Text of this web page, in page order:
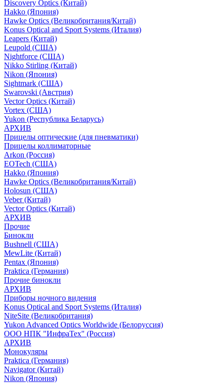
Discovery Optics (Китай)
Hakko (Япония)
Hawke Optics (Великобритания/Китай)
Konus Optical and Sport Systems (Италия)
Leapers (Китай)
Leupold (США)
Nightforce (США)
Nikko Stirling (Китай)
Nikon (Япония)
Sightmark (США)
Swarovski (Австрия)
Vector Optics (Китай)
Vortex (США)
Yukon (Республика Беларусь)
АРХИВ
Прицелы оптические (для пневматики)
Прицелы коллиматорные
Arkon (Россия)
EOTech (США)
Hakko (Япония)
Hawke Optics (Великобритания/Китай)
Holosun (США)
Veber (Китай)
Vector Optics (Китай)
АРХИВ
Прочие
Бинокли
Bushnell (США)
MewLite (Китай)
Pentax (Япония)
Praktica (Германия)
Прочие бинокли
АРХИВ
Приборы ночного видения
Konus Optical and Sport Systems (Италия)
NiteSite (Великобритания)
Yukon Advanced Optics Worldwide (Белоруссия)
ООО НПК "ИнфраТех" (Россия)
АРХИВ
Монокуляры
Praktica (Германия)
Navigator (Китай)
Nikon (Япония)